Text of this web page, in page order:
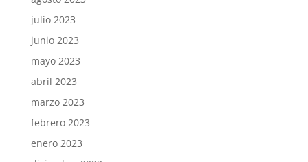
julio 2023
junio 2023
mayo 2023
abril 2023
marzo 2023
febrero 2023
enero 2023